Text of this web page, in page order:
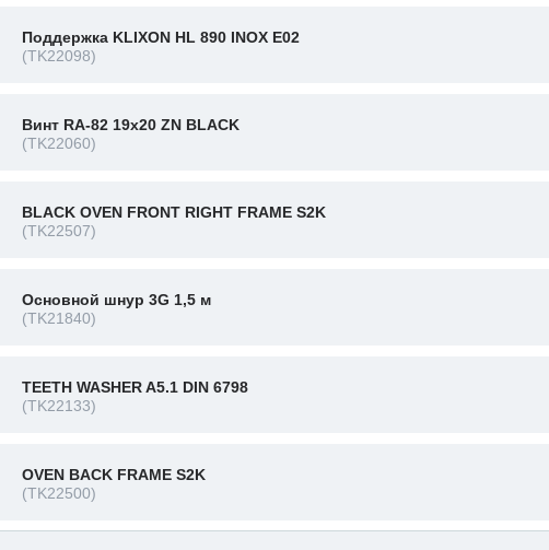
Поддержка KLIXON HL 890 INOX E02
(TK22098)
Винт RA-82 19x20 ZN BLACK
(TK22060)
BLACK OVEN FRONT RIGHT FRAME S2K
(TK22507)
Основной шнур 3G 1,5 м
(TK21840)
TEETH WASHER A5.1 DIN 6798
(TK22133)
OVEN BACK FRAME S2K
(TK22500)